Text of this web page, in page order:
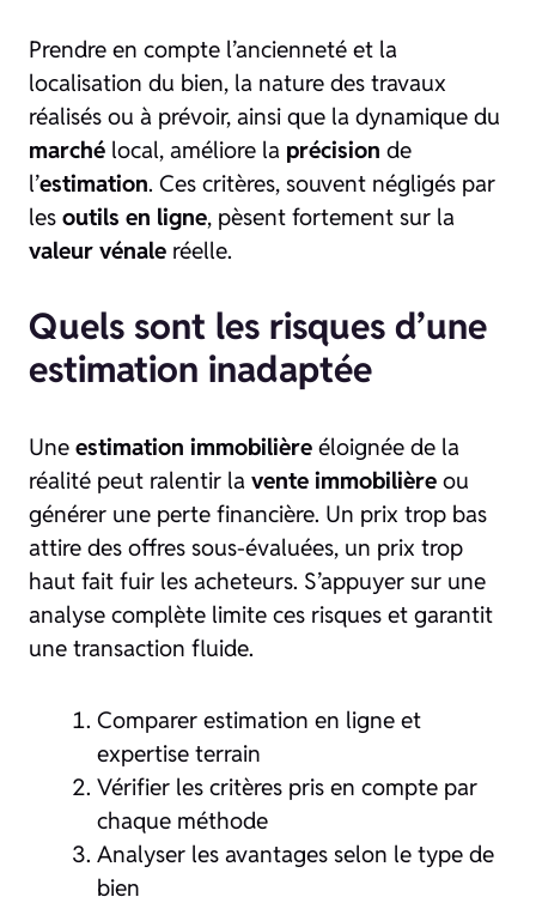
Prendre en compte l’ancienneté et la
localisation du bien, la nature des travaux
réalisés ou à prévoir, ainsi que la dynamique du
marché local, améliore la précision de
l’estimation. Ces critères, souvent négligés par
les outils en ligne, pèsent fortement sur la
valeur vénale réelle.
Quels sont les risques d’une
estimation inadaptée
Une estimation immobilière éloignée de la
réalité peut ralentir la vente immobilière ou
générer une perte financière. Un prix trop bas
attire des offres sous-évaluées, un prix trop
haut fait fuir les acheteurs. S’appuyer sur une
analyse complète limite ces risques et garantit
une transaction fluide.
Comparer estimation en ligne et
expertise terrain
Vérifier les critères pris en compte par
chaque méthode
Analyser les avantages selon le type de
bien